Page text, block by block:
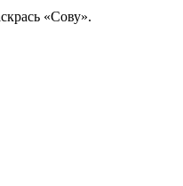
«Сову».